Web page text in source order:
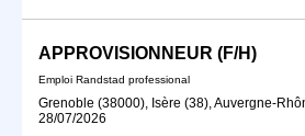
APPROVISIONNEUR (F/H)
Emploi Randstad professional
Grenoble (38000), Isère (38), Auvergne-
28/07/2026